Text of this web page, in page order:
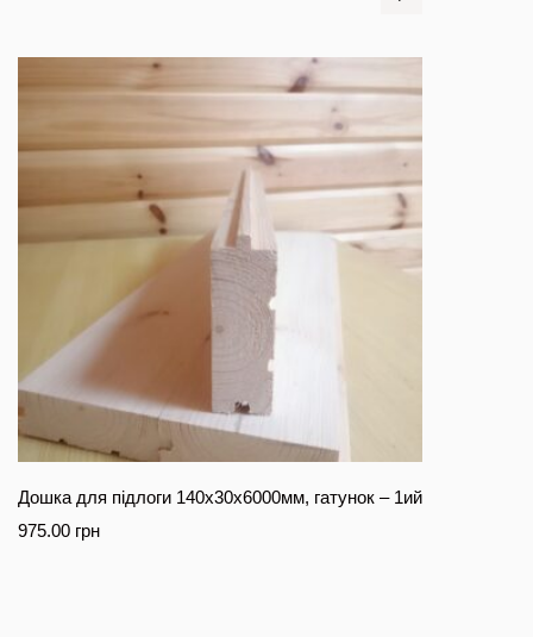
Дошка для підлоги 140х30х6000мм, гатунок – 1ий
975.00 грн